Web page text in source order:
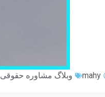
mahy وبلاگ مشاوره حقوقی